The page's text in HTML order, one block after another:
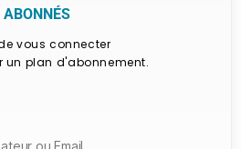
ABONNÉS
vous connecter
un plan d'abonnement.